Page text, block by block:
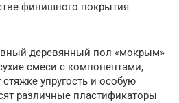
финишного покрытия
деревянный пол «мокрым»
смеси с компонентами,
упругость и особую
различные пластификаторы